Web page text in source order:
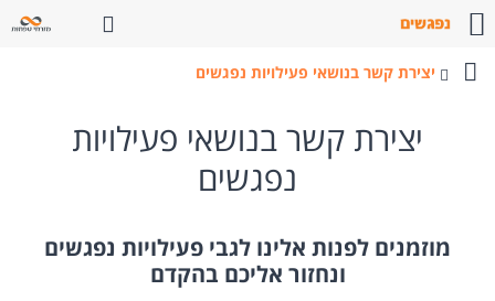
פתח חיפוש
יצירת קשר בנושאי פעילויות נפגשים
יצירת קשר בנושאי פעילויות
נפגשים
מוזמנים לפנות אלינו לגבי פעילויות נפגשים
ונחזור אליכם בהקדם